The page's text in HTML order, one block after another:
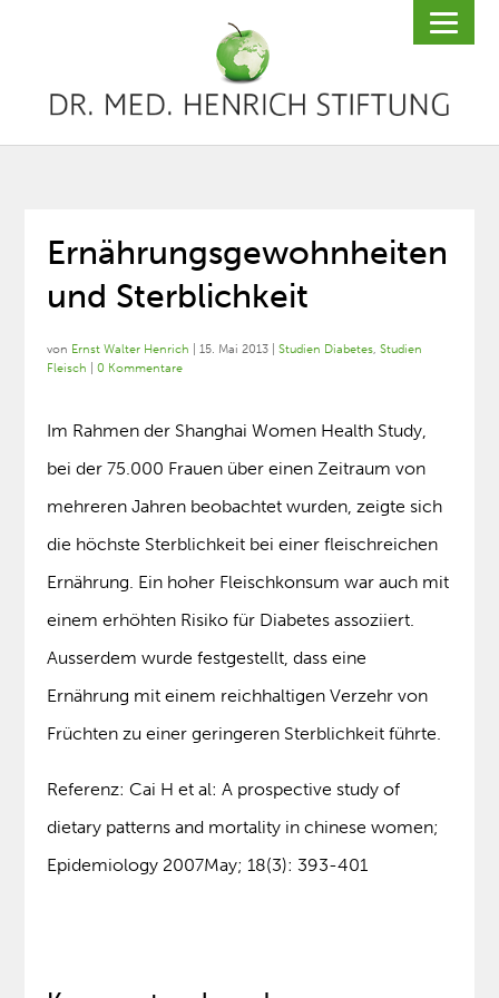
Ernährungsgewohnheiten
und Sterblichkeit
von Ernst Walter Henrich |15. Mai 2013 |Studien Diabetes,Studien
Fleisch
|0 Kommentare
Im Rahmen der Shanghai Women Health Study,
bei der 75.000 Frauen über einen Zeitraum von
mehreren Jahren beobachtet wurden, zeigte sich
die höchste Sterblichkeit bei einer fleischreichen
Ernährung. Ein hoher Fleischkonsum war auch mit
einem erhöhten Risiko für Diabetes assoziiert.
Ausserdem wurde festgestellt, dass eine
Ernährung mit einem reichhaltigen Verzehr von
Früchten zu einer geringeren Sterblichkeit führte.
Referenz: Cai H et al: A prospective study of
dietary patterns and mortality in chinese women;
Epidemiology 2007May; 18(3): 393-401